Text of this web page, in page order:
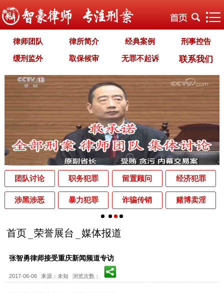
律师团队 律所简介 经典案例 刑事控告
缓刑监外 取保候审 无罪不起诉 联系我们
职务犯罪 经济犯罪 毒品犯罪 罪名专题
智豪文化 自首立功 首席律师致辞 智豪视野
刑罚种类 刑事法规 犯罪释义 刑事知识
法律援助 刑事资讯 刑事文书 案件动态
辩护词集 常见问题 办理中的案件 业务范围
为什么选择智豪 办案机关 中国法律讲堂 辨别伪专业
罪名解析库 网站地图
团队讨论 职务犯罪 留置顾问 经济犯罪
涉黑涉恶 暴力犯罪 诈骗传销 赌博卖淫
首页 荣誉展台 媒体报道
张智勇律师接受重庆新闻频道专访
2017-06-06 来源：未知 浏览次数：